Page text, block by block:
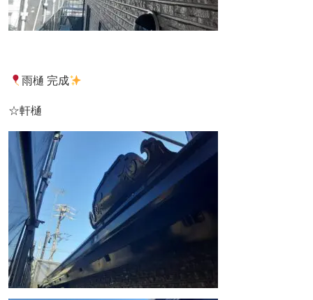
雨樋 完成
☆軒樋